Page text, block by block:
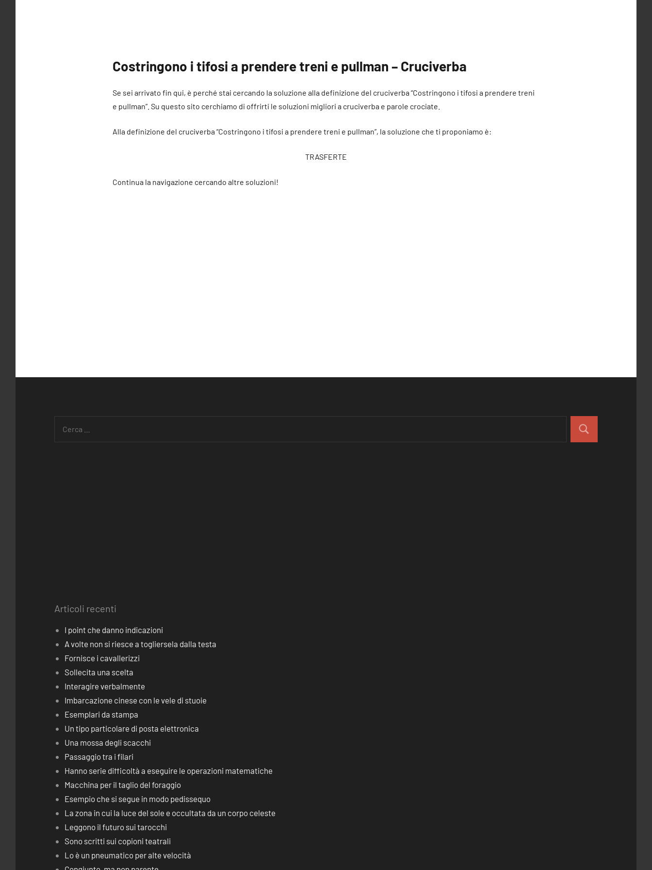
Costringono i tifosi a prendere treni e pullman – Cruciverba
Se sei arrivato fin qui, è perché stai cercando la soluzione alla definizione del cruciverba “Costringono i tifosi a prendere treni
e pullman”. Su questo sito cerchiamo di offrirti le soluzioni migliori a cruciverba e parole crociate.
Alla definizione del cruciverba “Costringono i tifosi a prendere treni e pullman”, la soluzione che ti proponiamo è:
TRASFERTE
Continua la navigazione cercando altre soluzioni!
Articoli recenti
I point che danno indicazioni
A volte non si riesce a togliersela dalla testa
Fornisce i cavallerizzi
Sollecita una scelta
Interagire verbalmente
Imbarcazione cinese con le vele di stuoie
Esemplari da stampa
Un tipo particolare di posta elettronica
Una mossa degli scacchi
Passaggio tra i filari
Hanno serie difficoltà a eseguire le operazioni matematiche
Macchina per il taglio del foraggio
Esempio che si segue in modo pedissequo
La zona in cui la luce del sole e occultata da un corpo celeste
Leggono il futuro sui tarocchi
Sono scritti sui copioni teatrali
Lo è un pneumatico per alte velocità